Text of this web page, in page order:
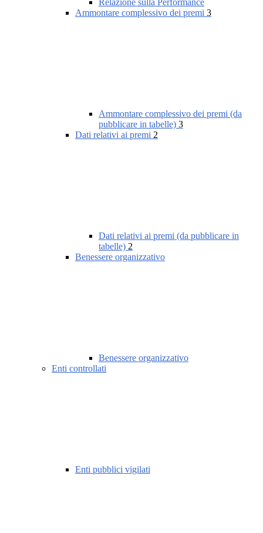
Relazione sulla Performance
Ammontare complessivo dei premi 3
Ammontare complessivo dei premi (da
pubblicare in tabelle) 3
Dati relativi ai premi 2
Dati relativi ai premi (da pubblicare in
tabelle) 2
Benessere organizzativo
Benessere organizzativo
Enti controllati
Enti pubblici vigilati